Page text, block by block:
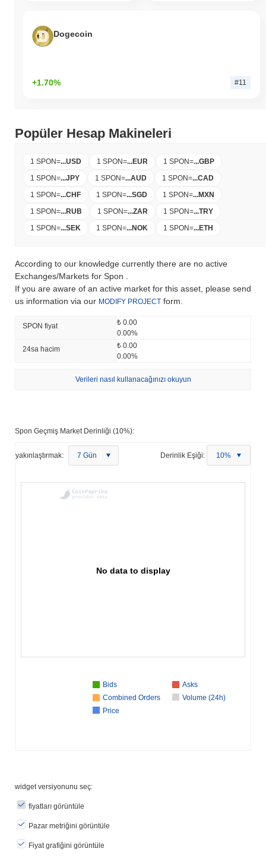
Dogecoin
+1.70% #11
Popüler Hesap Makineleri
1 SPON=...USD 1 SPON=...EUR 1 SPON=...GBP
1 SPON=...JPY 1 SPON=...AUD 1 SPON=...CAD
1 SPON=...CHF 1 SPON=...SGD 1 SPON=...MXN
1 SPON=...RUB 1 SPON=...ZAR 1 SPON=...TRY
1 SPON=...SEK 1 SPON=...NOK 1 SPON=...ETH
According to our knowledge currently there are no active
Exchanges/Markets for Spon .
If you are aware of an active market for this asset, please send
us information via our MODIFY PROJECT form.
SPON fiyat
₺ 0.00
0.00%
24sa hacim
₺ 0.00
0.00%
Verileri nasıl kullanacağınızı okuyun
Spon Geçmiş Market Derinliği (10%):
yakınlaştırmak: 7 Gün Derinlik Eşiği: 10%
No data to display
Bids
Asks
Combined Orders
Volume (24h)
Price
widget versiyonunu seç:
fiyatları görüntüle
Pazar metriğini görüntüle
Fiyat grafiğini görüntüle